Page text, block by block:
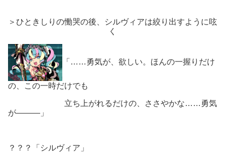
＞ひときしりの慟哭の後、シルヴィアは絞り出すように呟
く
「……勇気が、欲しい。ほんの一握りだけ
の、この一時だけでも
立ち上がれるだけの、ささやかな……勇気
が―――」
？？？「シルヴィア」